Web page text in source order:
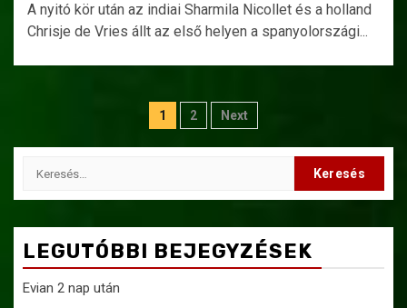
A nyitó kör után az indiai Sharmila Nicollet és a holland
Chrisje de Vries állt az első helyen a spanyolországi...
Bejegyzések
lapozása
1 2 Next
Keresés:
LEGUTÓBBI BEJEGYZÉSEK
Evian 2 nap után